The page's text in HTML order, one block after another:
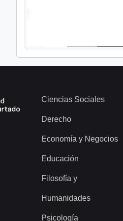
Ciencias Sociales
Derecho
Economía y Negocios
Educación
Filosofía y
Humanidades
Psicología